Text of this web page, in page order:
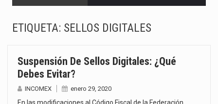
Solo el 17.8 % de las empresas en México se considera totalmente preparada para la…
ETIQUETA: SELLOS DIGITALES
Suspensión De Sellos Digitales: ¿qué
Debes Evitar?
INCOMEX enero 29, 2020